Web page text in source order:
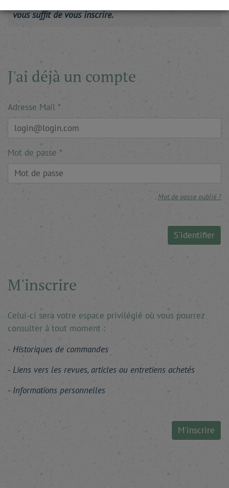
vous suffit de vous inscrire.
J'ai déjà un compte
Adresse Mail
Mot de passe
Mot de passe oublié ?
S'identifier
M'inscrire
Celui-ci sera votre espace privilégié où vous pourrez
consulter à tout moment :
Historiques de commandes
Liens vers les revues, articles ou entretiens achetés
Informations personnelles
M'inscrire